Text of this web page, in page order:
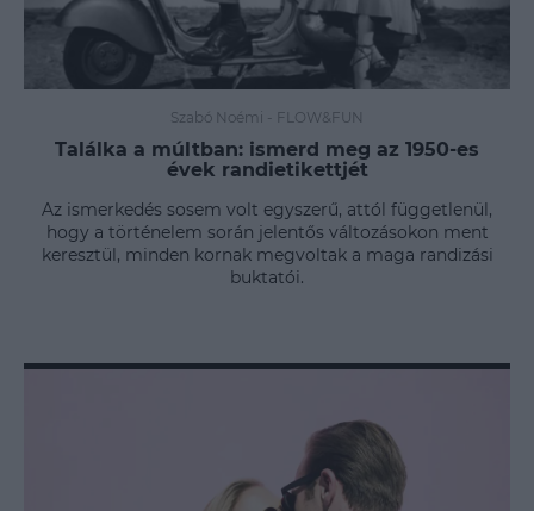
Szabó Noémi - FLOW&FUN
Találka a múltban: ismerd meg az 1950-es
évek randietikettjét
Az ismerkedés sosem volt egyszerű, attól függetlenül,
hogy a történelem során jelentős változásokon ment
keresztül, minden kornak megvoltak a maga randizási
buktatói.